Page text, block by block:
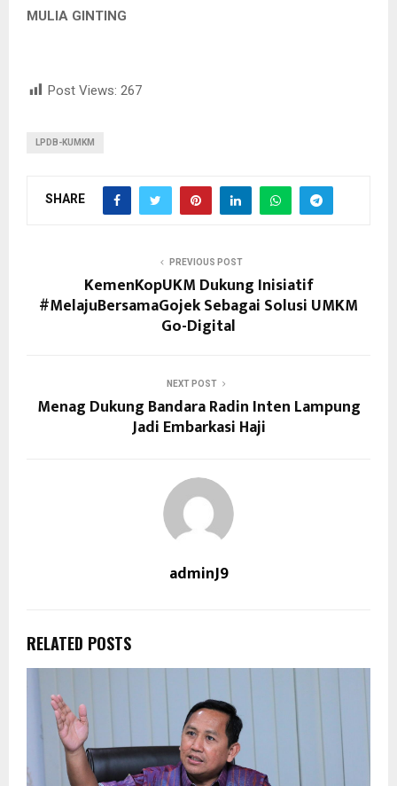
MULIA GINTING
Post Views: 267
LPDB-KUMKM
SHARE
PREVIOUS POST
KemenKopUKM Dukung Inisiatif
#MelajuBersamaGojek Sebagai Solusi UMKM
Go-Digital
NEXT POST
Menag Dukung Bandara Radin Inten Lampung
Jadi Embarkasi Haji
adminJ9
RELATED POSTS